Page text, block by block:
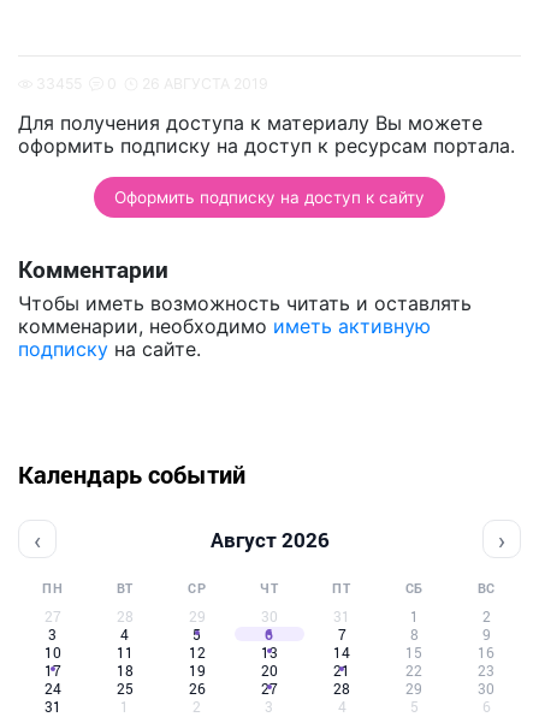
Для получения доступа к материалу Вы можете
оформить подписку на доступ к ресурсам портала.
Оформить подписку на доступ к сайту
Комментарии
Чтобы иметь возможность читать и оставлять
комменарии, необходимо иметь активную
подписку на сайте.
Календарь событий
‹ Август 2026 ›
ПН ВТ СР ЧТ ПТ СБ ВС
27 28 29 30 31 1
2
3
4 5 6 7 8
9
10
11 12 13 14 15
16
17
18 19 20 21 22
23
24
25 26 27 28 29
30
31
1 2 3 4 5 6